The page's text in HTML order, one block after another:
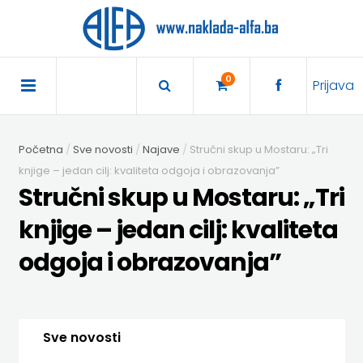
Prijava
0
POČETNA
AKCIJA
SNIŽENO
BIBLIOTEKA
DJEČJA
KUHARICE
DIDAKTIKA
Početna Sve novosti Najave
Stručni skup u Mostaru: „Tri
knjige – jedan cilj: kvaliteta odgoja i obrazovanja”
Stručni skup u Mostaru: „Tri
knjige – jedan cilj: kvaliteta
odgoja i obrazovanja”
Sve novosti